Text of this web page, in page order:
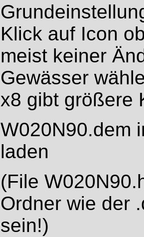
Klick auf Icon
meist keiner
Gewässer
x8 gibt größere
W020N90.dem
laden
(File
Ordner wie der
sein!)